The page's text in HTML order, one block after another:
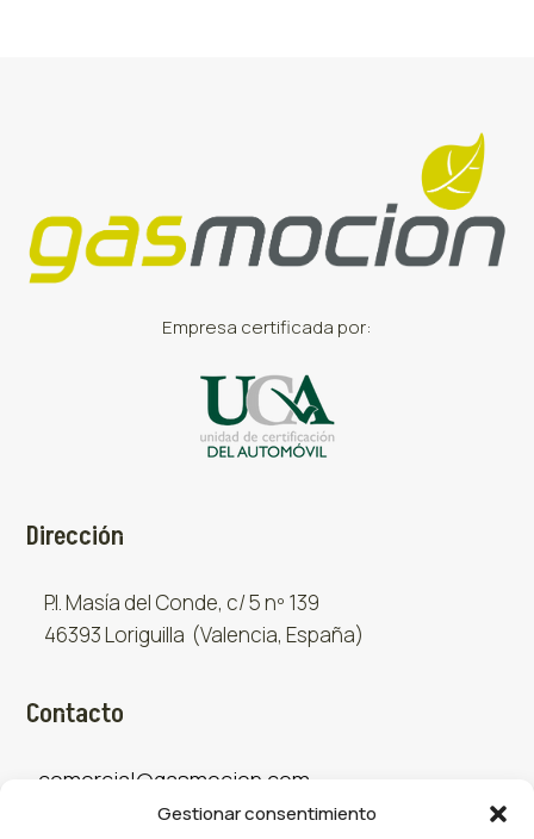
Gestionar consentimiento
Empresa certificada por:
Dirección
P.I. Masía del Conde, c/ 5 nº 139
46393 Loriguilla (Valencia, España)
Contacto
comercial@gasmocion.com